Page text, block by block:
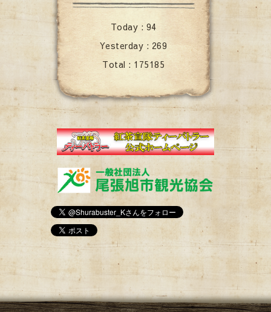
Today : 94
Yesterday : 269
Total : 175185